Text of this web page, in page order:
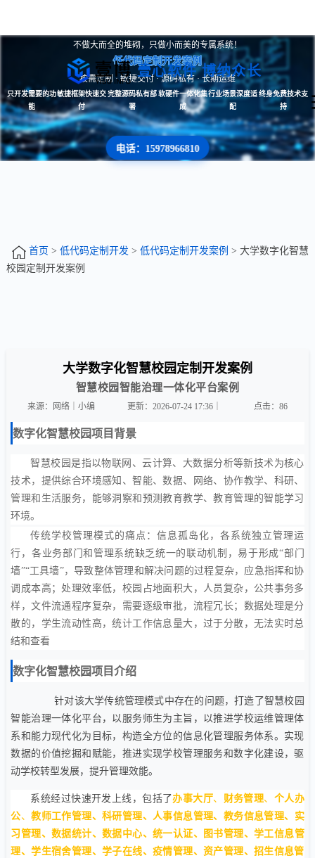
壹心软件 博纳众长
不做大而全的堆砌，只做小而美的专属系统！
低代码定制开发案例
按需定制 · 敏捷交付 · 源码私有 · 长期运维
只开发需要的功
能
敏捷框架快速交
付
完整源码私有部
署
软硬件一体化集
成
行业场景深度适
配
终身免费技术支
持
电话：15978966810
首页 > 低代码定制开发 > 低代码定制开发案例 > 大学数字化智慧
校园定制开发案例
大学数字化智慧校园定制开发案例
智慧校园智能治理一体化平台案例
来源：网络｜小编 更新：2026-07-24 17:36｜ 点击：86
数字化智慧校园项目背景
智慧校园是指以物联网、云计算、大数据分析等新技术为核心
技术，提供综合环境感知、智能、数据、网络、协作教学、科研、
管理和生活服务，能够洞察和预测教育教学、教育管理的智能学习
环境。
传统学校管理模式的痛点：信息孤岛化，各系统独立管理运
行，各业务部门和管理系统缺乏统一的联动机制，易于形成“部门
墙”“工具墙”，导致整体管理和解决问题的过程复杂，应急指挥和协
调成本高；处理效率低，校园占地面积大，人员复杂，公共事务多
样，文件流通程序复杂，需要逐级审批，流程冗长；数据处理是分
散的，学生流动性高，统计工作信息量大，过于分散，无法实时总
结和查看
数字化智慧校园项目介绍
针对该大学传统管理模式中存在的问题，打造了智慧校园
智能治理一体化平台，以服务师生为主旨，以推进学校运维管理体
系和能力现代化为目标，构造全方位的信息化管理服务体系。实现
数据的价值挖掘和赋能，推进实现学校管理服务和数字化建设，驱
动学校转型发展，提升管理效能。
系统经过快速开发上线，包括了办事大厅、 财务管理、 个人办
公、教师工作管理、科研管理、人事信息管理、教务信息管理、实
习管理、数据统计、数据中心、统一认证、图书管理、学工信息管
理、学生宿舍管理、学子在线、疫情管理、资产管理、招生信息管